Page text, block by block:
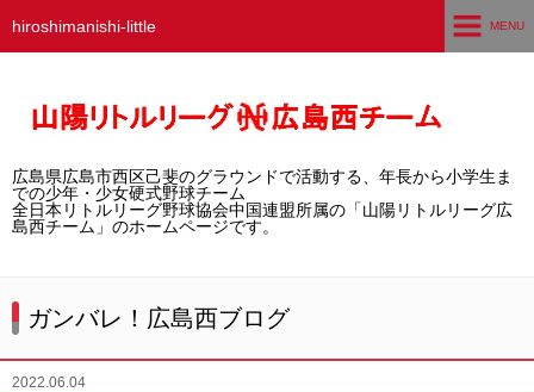
hiroshimanishi-little
広島県広島市西区己斐のグラウンドで活動する、年長から小学生ま
での少年・少女硬式野球チーム
全日本リトルリーグ野球協会中国連盟所属の「山陽リトルリーグ広
島西チーム」のホームページです。
MENU
広島西チームとは
選手募集／体験・見学
ガンバレ！広島西ブログ
2022.06.04